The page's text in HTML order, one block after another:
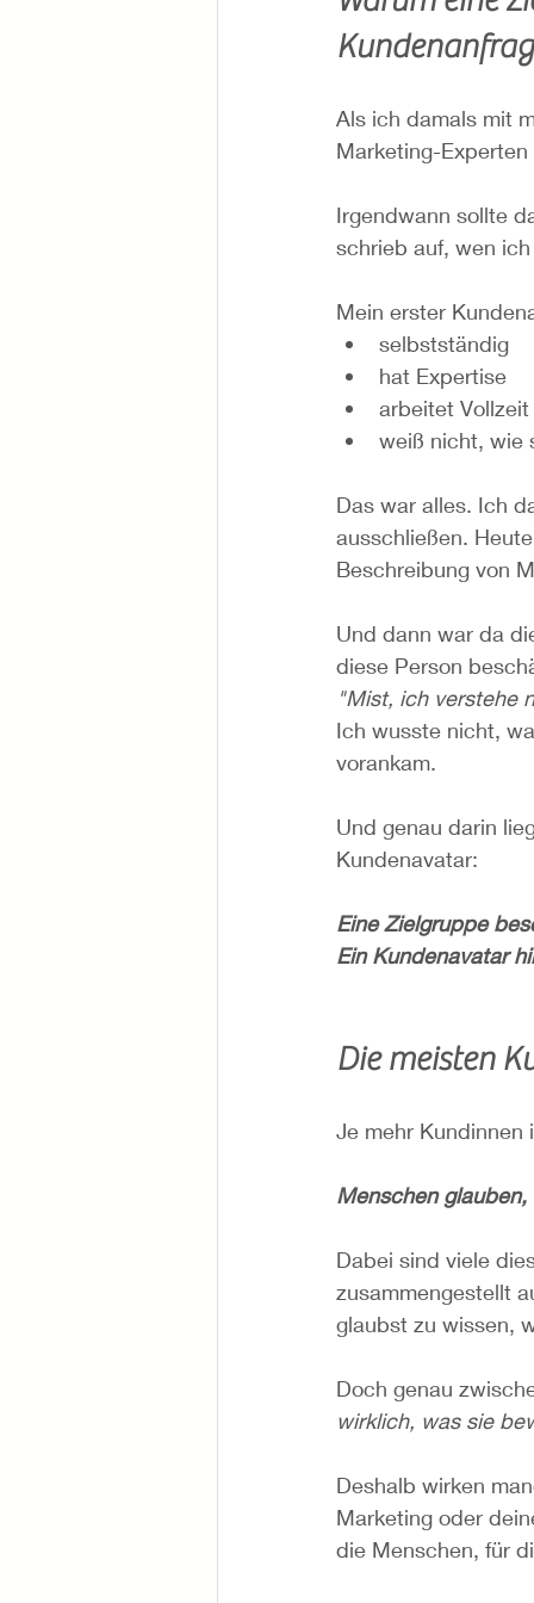
Als ich damals mit
Marketing-
Irgendwann sollte
schrieb auf, wen
Mein erster
selbstständig
hat Expertise
arbeitet
weiß nicht, wie
Das war alles. Ich
ausschließen.
Beschreibung von
Und dann war da
diese Person
"Mist, ich verstehe
Ich wusste nicht,
vorankam.
Und genau darin
Kundenavatar:
Eine Zielgruppe
Ein Kundenavatar
Die meisten
Je mehr
Menschen
Dabei sind viele
zusammengestellt
glaubst zu wissen,
Doch genau
wirklich, was sie
Deshalb wirken
Marketing oder
die Menschen, für